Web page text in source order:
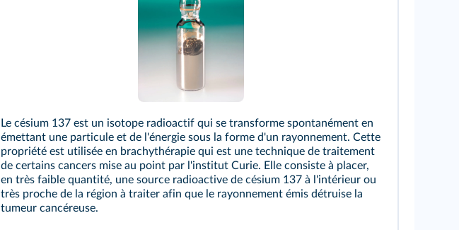
Le césium 137 est un isotope radioactif qui se transforme spontanément en
émettant une particule et de l'énergie sous la forme d'un rayonnement. Cette
propriété est utilisée en brachythérapie qui est une technique de traitement
de certains cancers mise au point par l'institut Curie. Elle consiste à placer,
en très faible quantité, une source radioactive de césium 137 à l'intérieur ou
très proche de la région à traiter afin que le rayonnement émis détruise la
tumeur cancéreuse.